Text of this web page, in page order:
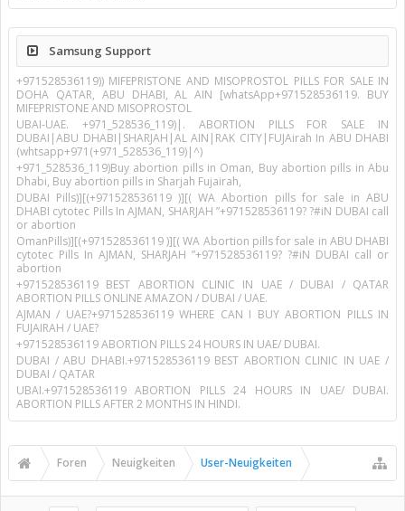
Samsung Support
+971528536119)) MIFEPRISTONE AND MISOPROSTOL PILLS FOR SALE IN
DOHA QATAR, ABU DHABI, AL AIN [whatsApp+971528536119. BUY
MIFEPRISTONE AND MISOPROSTOL
UBAI-UAE. +971_528536_119)|. ABORTION PILLS FOR SALE IN
DUBAI|ABU DHABI|SHARJAH|AL AIN|RAK CITY|FUJAirah In ABU DHABI
(whtsapp+971(+971_528536_119)|^)
+971_528536_119)Buy abortion pills in Oman, Buy abortion pills in Abu
Dhabi, Buy abortion pills in Sharjah Fujairah,
DUBAI Pills)][(+971528536119 )][( WA Abortion pills for sale in ABU
DHABI cytotec Pills In AJMAN, SHARJAH ”+971528536119? ?#iN DUBAI call
or abortion
OmanPills)][(+971528536119 )][( WA Abortion pills for sale in ABU DHABI
cytotec Pills In AJMAN, SHARJAH ”+971528536119? ?#iN DUBAI call or
abortion
+971528536119 BEST ABORTION CLINIC IN UAE / DUBAI / QATAR
ABORTION PILLS ONLINE AMAZON / DUBAI / UAE.
AJMAN / UAE?+971528536119 WHERE CAN I BUY ABORTION PILLS IN
FUJAIRAH / UAE?
+971528536119 ABORTION PILLS 24 HOURS IN UAE/ DUBAI.
DUBAI / ABU DHABI.+971528536119 BEST ABORTION CLINIC IN UAE /
DUBAI / QATAR
UBAI.+971528536119 ABORTION PILLS 24 HOURS IN UAE/ DUBAI.
ABORTION PILLS AFTER 2 MONTHS IN HINDI.
Foren Neuigkeiten User-Neuigkeiten